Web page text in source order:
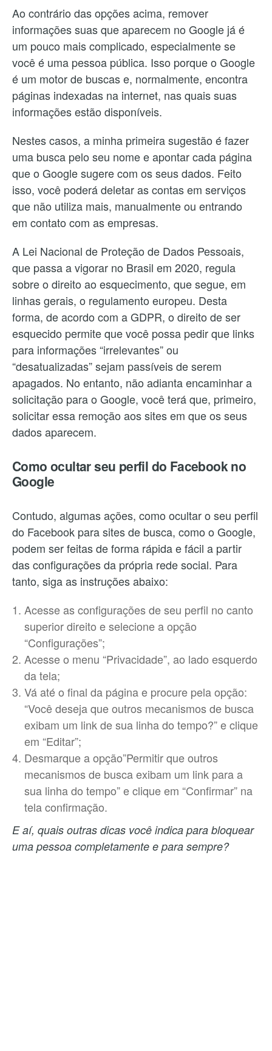
Ao contrário das opções acima, remover
informações suas que aparecem no Google já é
um pouco mais complicado, especialmente se
você é uma pessoa pública. Isso porque o Google
é um motor de buscas e, normalmente, encontra
páginas indexadas na internet, nas quais suas
informações estão disponíveis.
Nestes casos, a minha primeira sugestão é fazer
uma busca pelo seu nome e apontar cada página
que o Google sugere com os seus dados. Feito
isso, você poderá deletar as contas em serviços
que não utiliza mais, manualmente ou entrando
em contato com as empresas.
A Lei Nacional de Proteção de Dados Pessoais,
que passa a vigorar no Brasil em 2020, regula
sobre o direito ao esquecimento, que segue, em
linhas gerais, o regulamento europeu. Desta
forma, de acordo com a GDPR, o direito de ser
esquecido permite que você possa pedir que links
para informações “irrelevantes” ou
“desatualizadas” sejam passíveis de serem
apagados. No entanto, não adianta encaminhar a
solicitação para o Google, você terá que, primeiro,
solicitar essa remoção aos sites em que os seus
dados aparecem.
Como ocultar seu perfil do Facebook no
Google
Contudo, algumas ações, como ocultar o seu perfil
do Facebook para sites de busca, como o Google,
podem ser feitas de forma rápida e fácil a partir
das configurações da própria rede social. Para
tanto, siga as instruções abaixo:
Acesse as configurações de seu perfil no canto
superior direito e selecione a opção
“Configurações”;
Acesse o menu “Privacidade”, ao lado esquerdo
da tela;
Vá até o final da página e procure pela opção:
“Você deseja que outros mecanismos de busca
exibam um link de sua linha do tempo?” e clique
em “Editar”;
Desmarque a opção”Permitir que outros
mecanismos de busca exibam um link para a
sua linha do tempo” e clique em “Confirmar” na
tela confirmação.
E aí, quais outras dicas você indica para bloquear
uma pessoa completamente e para sempre?